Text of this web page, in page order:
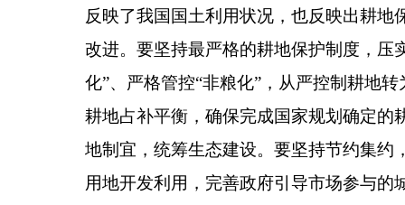
反映了我国国土利用状况，也反映出耕
改进。要坚持最严格的耕地保护制度，压
化”、严格管控“非粮化”，从严控制耕地
耕地占补平衡，确保完成国家规划确定的
地制宜，统筹生态建设。要坚持节约集约
用地开发利用，完善政府引导市场参与